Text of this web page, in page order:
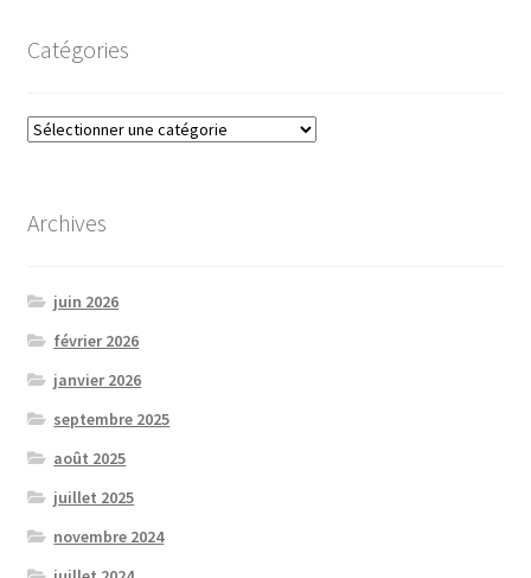
Catégories
Catégories
Archives
juin 2026
février 2026
janvier 2026
septembre 2025
août 2025
juillet 2025
novembre 2024